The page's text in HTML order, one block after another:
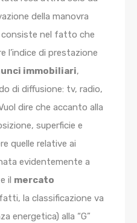
della manovra
consiste nel fatto che
l’indice di prestazione
immobiliari,
di diffusione: tv, radio,
dire che accanto alla
superficie e
quelle relative ai
evidentemente a
il mercato
la classificazione va
energetica) alla “G”